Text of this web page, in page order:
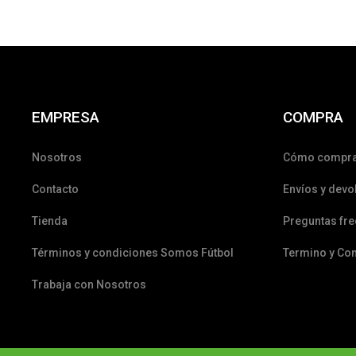
EMPRESA
Nosotros
Contacto
Tienda
Términos y condiciones Somos Fútbol
Trabaja con Nosotros
COMPRA
Cómo
Envíos y
Preguntas
Termino y